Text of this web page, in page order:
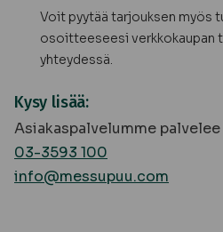
Voit pyytää tarjouksen myös
osoitteeseesi verkkokaupan
yhteydessä.
Kysy lisää:
Asiakaspalvelumme
03-3593 100
info@messupuu.com